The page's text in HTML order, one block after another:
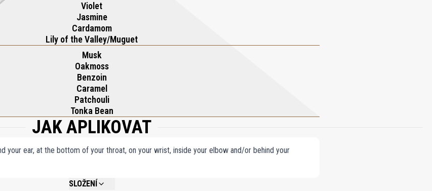
Violet
Jasmine
Cardamom
Lily of the Valley/Muguet
Musk
Oakmoss
Benzoin
Caramel
Patchouli
Tonka Bean
JAK APLIKOVAT
your ear, at the bottom of your throat, on your wrist, inside your elbow and/or behind your
SLOŽENÍ